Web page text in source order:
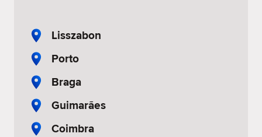
Lisszabon
Porto
Braga
Guimarães
Coimbra